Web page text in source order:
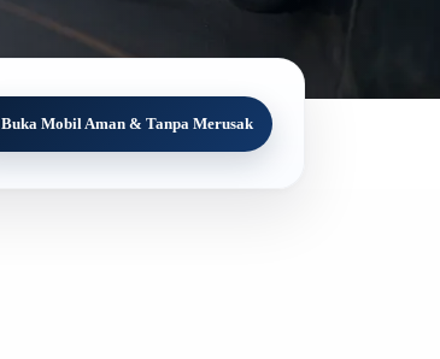
Buka Mobil Aman & Tanpa Merusak